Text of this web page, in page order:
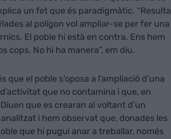
un fet que és paradigmàtic. “Resulta
al polígon vol ampliar-se per fer una
El poble hi està en contra. Ens hem
cops. No hi ha manera”, em diu.
el poble s’oposa a l’ampliació d’una
que no contamina i que, en
que es crearan al voltant d’un
i hem observat que, donades les
que hi pugui anar a treballar, només